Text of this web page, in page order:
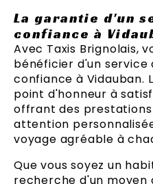
La garantie d'un
confiance à
Avec Taxis Brignolais,
bénéficier d'un
confiance à Vidauban.
point d'honneur à
offrant des prestations
attention
voyage agréable à
Que vous soyez un
recherche d'un